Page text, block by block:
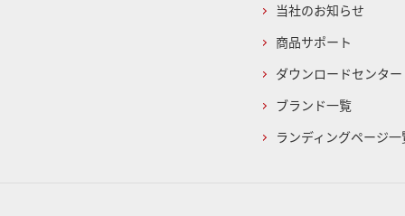
当社のお知らせ
商品サポート
ダウンロードセンター
ブランド一覧
ランディングページ一